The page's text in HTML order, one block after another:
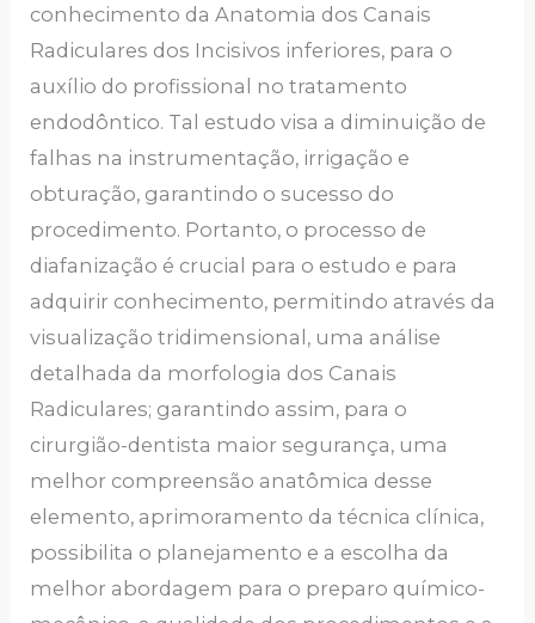
conhecimento da Anatomia dos Canais
Radiculares dos Incisivos inferiores, para o
auxílio do profissional no tratamento
endodôntico. Tal estudo visa a diminuição de
falhas na instrumentação, irrigação e
obturação, garantindo o sucesso do
procedimento. Portanto, o processo de
diafanização é crucial para o estudo e para
adquirir conhecimento, permitindo através da
visualização tridimensional, uma análise
detalhada da morfologia dos Canais
Radiculares; garantindo assim, para o
cirurgião-dentista maior segurança, uma
melhor compreensão anatômica desse
elemento, aprimoramento da técnica clínica,
possibilita o planejamento e a escolha da
melhor abordagem para o preparo químico-